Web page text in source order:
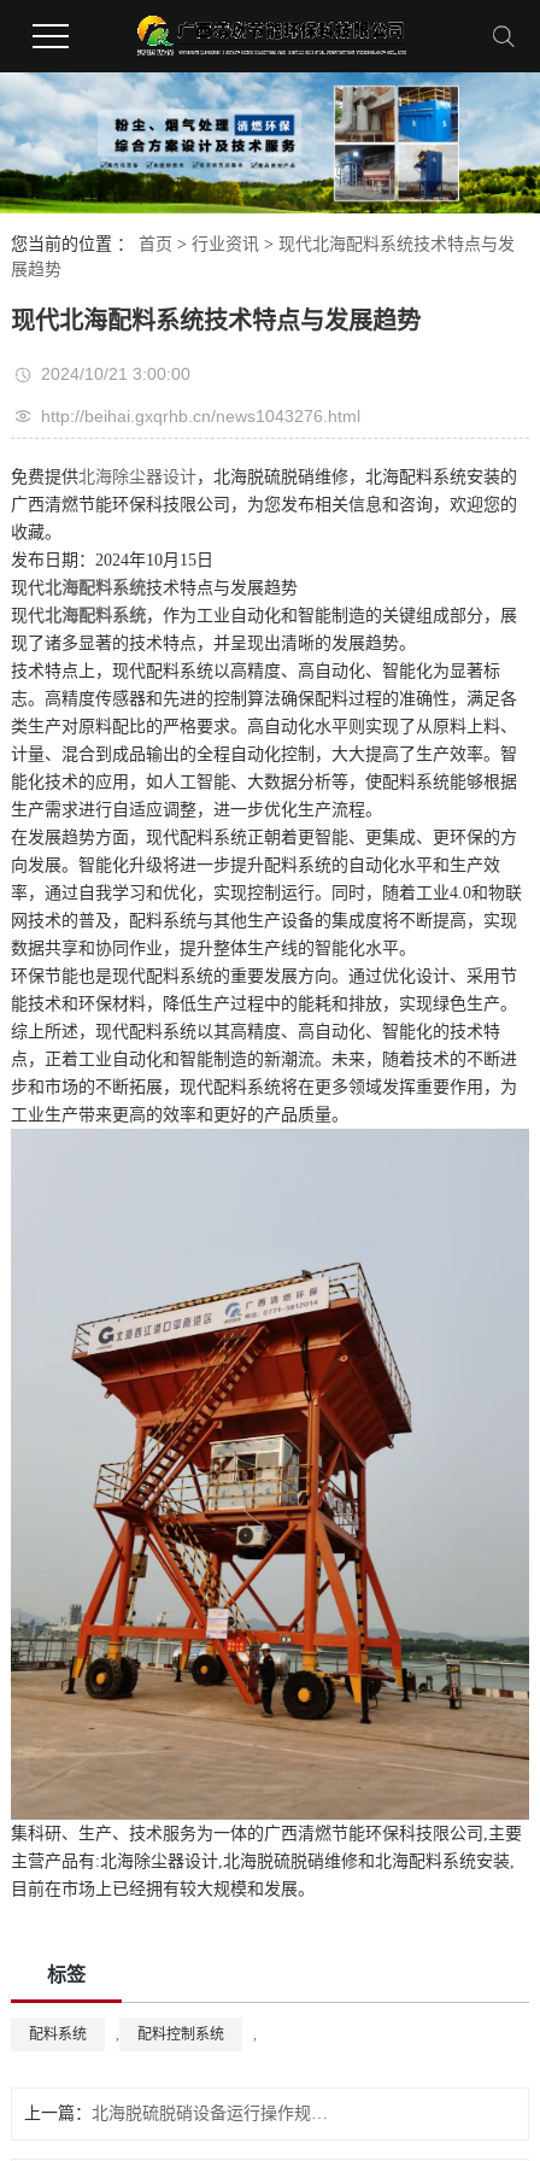
您当前的位置 ： 首页 > 行业资讯 > 现代北海配料系统技术特点与发
展趋势
现代北海配料系统技术特点与发展趋势
2024/10/21 3:00:00
http://beihai.gxqrhb.cn/news1043276.html
免费提供北海除尘器设计，北海脱硫脱硝维修，北海配料系统安装的
广西清燃节能环保科技限公司，为您发布相关信息和咨询，欢迎您的
收藏。
发布日期：2024年10月15日
现代北海配料系统技术特点与发展趋势
现代北海配料系统，作为工业自动化和智能制造的关键组成部分，展
现了诸多显著的技术特点，并呈现出清晰的发展趋势。
技术特点上，现代配料系统以高精度、高自动化、智能化为显著标
志。高精度传感器和先进的控制算法确保配料过程的准确性，满足各
类生产对原料配比的严格要求。高自动化水平则实现了从原料上料、
计量、混合到成品输出的全程自动化控制，大大提高了生产效率。智
能化技术的应用，如人工智能、大数据分析等，使配料系统能够根据
生产需求进行自适应调整，进一步优化生产流程。
在发展趋势方面，现代配料系统正朝着更智能、更集成、更环保的方
向发展。智能化升级将进一步提升配料系统的自动化水平和生产效
率，通过自我学习和优化，实现控制运行。同时，随着工业4.0和物联
网技术的普及，配料系统与其他生产设备的集成度将不断提高，实现
数据共享和协同作业，提升整体生产线的智能化水平。
环保节能也是现代配料系统的重要发展方向。通过优化设计、采用节
能技术和环保材料，降低生产过程中的能耗和排放，实现绿色生产。
综上所述，现代配料系统以其高精度、高自动化、智能化的技术特
点，正着工业自动化和智能制造的新潮流。未来，随着技术的不断进
步和市场的不断拓展，现代配料系统将在更多领域发挥重要作用，为
工业生产带来更高的效率和更好的产品质量。
集科研、生产、技术服务为一体的广西清燃节能环保科技限公司,主要
主营产品有:北海除尘器设计,北海脱硫脱硝维修和北海配料系统安装,
目前在市场上已经拥有较大规模和发展。
标签
配料系统 , 配料控制系统 ,
上一篇： 北海脱硫脱硝设备运行操作规程简述